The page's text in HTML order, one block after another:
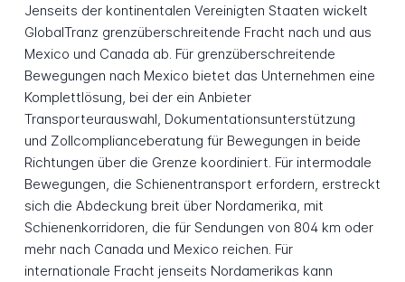
Jenseits der kontinentalen Vereinigten Staaten wickelt
GlobalTranz grenzüberschreitende Fracht nach und aus
Mexico und Canada ab. Für grenzüberschreitende
Bewegungen nach Mexico bietet das Unternehmen eine
Komplettlösung, bei der ein Anbieter
Transporteurauswahl, Dokumentationsunterstützung
und Zollcomplianceberatung für Bewegungen in beide
Richtungen über die Grenze koordiniert. Für intermodale
Bewegungen, die Schienentransport erfordern, erstreckt
sich die Abdeckung breit über Nordamerika, mit
Schienenkorridoren, die für Sendungen von 804 km oder
mehr nach Canada und Mexico reichen. Für
internationale Fracht jenseits Nordamerikas kann